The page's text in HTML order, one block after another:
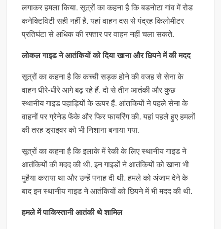
लगाकर हमला किया. सूत्रों का कहना है कि बडनोटा गांव में रोड
कनेक्टिविटी सही नहीं है. यहां वाहन दस से पंद्रह किलोमीटर
प्रतिघंटा से अधिक की रफ्तार पर वाहन नहीं चला सकते.
लोकल गाइड ने आतंकियों को दिया खाना और छिपने में की मदद
सूत्रों का कहना है कि कच्ची सड़क होने की वजह से सेना के
वाहन धीरे-धीरे आगे बढ़ रहे हैं. दो से तीन आतंकी और कुछ
स्थानीय गाइड पहाड़ियों के ऊपर हैं. आंतकियों ने पहले सेना के
वाहनों पर ग्रेनेड फेंके और फिर फायरिंग की. यहां पहले हुए हमलों
की तरह ड्राइवर को भी निशाना बनाया गया.
सूत्रों का कहना है कि इलाके में रेकी के लिए स्थानीय गाइड ने
आतंकियों की मदद की थी. इन गाइडों ने आतंकियों को खाना भी
मुहैया कराया था और उन्हें पनाह दी थी. हमले को अंजाम देने के
बाद इन स्थानीय गाइड ने आतंकियों को छिपने में भी मदद की थी.
हमले में पाकिस्तानी आतंकी थे शामिल